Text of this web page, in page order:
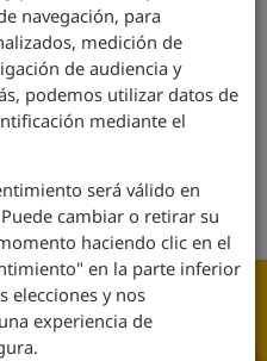
Juan por el recorrido!
Plaza
landed in Madrid! I would
one of these tours as the
visiting Madrid!
navegación, para
medición de
de audiencia y
podemos utilizar datos de
mediante el
será válido en
cambiar o retirar su
haciendo clic en el
en la parte inferior
elecciones y nos
experiencia de